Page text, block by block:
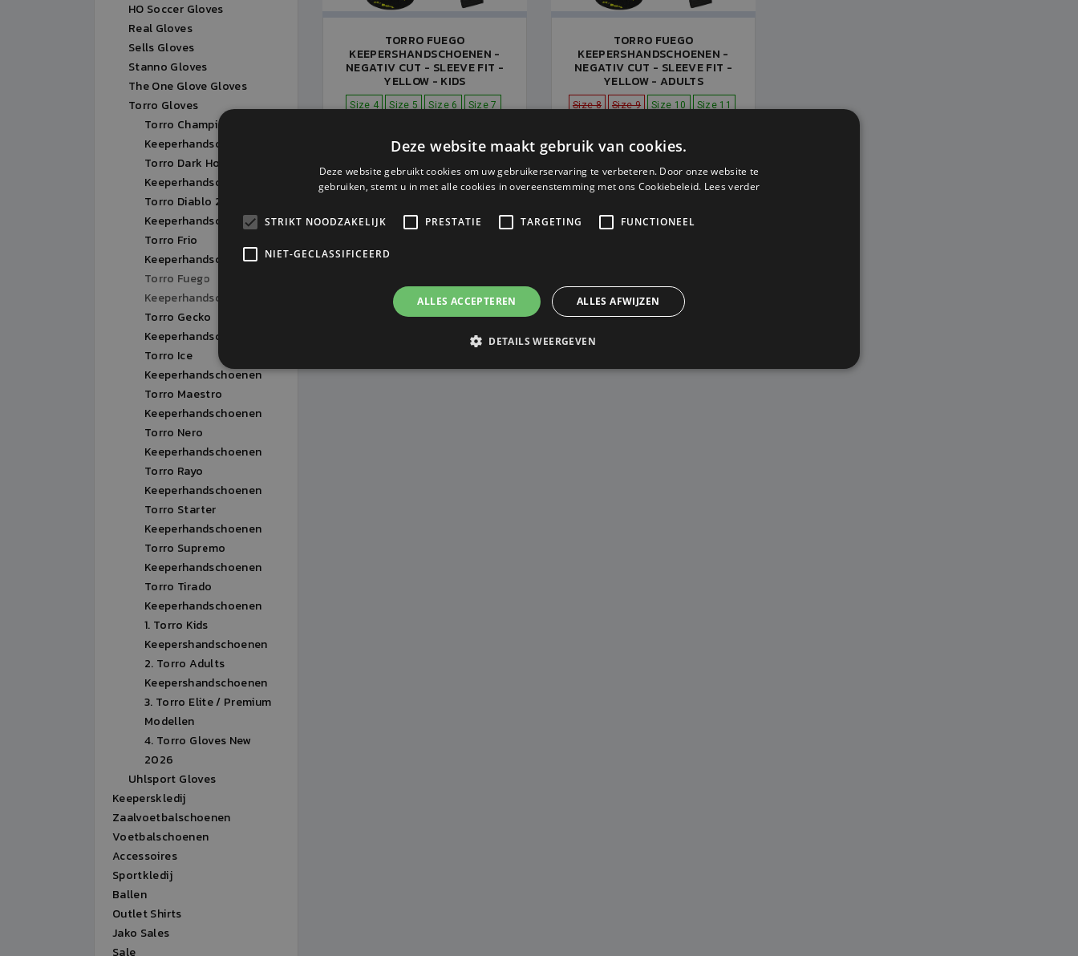
HO Soccer Gloves
Real Gloves
Sells Gloves
Stanno Gloves
The One Glove Gloves
Torro Gloves
Torro Champio
Keeperhandschoenen
Torro Dark Horse
Keeperhandschoenen
Torro Diablo 2.0
Keeperhandschoenen
Torro Frio
Keeperhandschoenen
Torro Fuego
Keeperhandschoenen
Torro Gecko
Keeperhandschoenen
Torro Ice
Keeperhandschoenen
Torro Maestro
Keeperhandschoenen
Torro Nero
Keeperhandschoenen
Torro Rayo
Keeperhandschoenen
Torro Starter
Keeperhandschoenen
Torro Supremo
Keeperhandschoenen
Torro Tirado
Keeperhandschoenen
1. Torro Kids
Keepershandschoenen
2. Torro Adults
Keepershandschoenen
3. Torro Elite / Premium
Modellen
4. Torro Gloves New
2026
Uhlsport Gloves
Keeperskledij
Zaalvoetbalschoenen
Voetbalschoenen
Accessoires
Sportkledij
Ballen
Outlet Shirts
Jako Sales
Sale
TORRO FUEGO
KEEPERSHANDSCHOENEN -
NEGATIV CUT - SLEEVE FIT -
YELLOW - KIDS
Size 4 Size 5 Size 6 Size 7
V.A. € 74,99 V.A. € 64,99
TORRO FUEGO
KEEPERSHANDSCHOENEN -
NEGATIV CUT - SLEEVE FIT -
YELLOW - ADULTS
Size 8 Size 9 Size 10 Size 11
V.A. € 104,99 V.A. € 93,99
Deze website maakt gebruik van cookies.
Deze website gebruikt cookies om uw gebruikerservaring te verbeteren. Door onze website te
gebruiken, stemt u in met alle cookies in overeenstemming met ons Cookiebeleid. Lees verder
STRIKT NOODZAKELIJK PRESTATIE TARGETING FUNCTIONEEL
NIET-GECLASSIFICEERD
ALLES ACCEPTEREN ALLES AFWIJZEN
DETAILS WEERGEVEN